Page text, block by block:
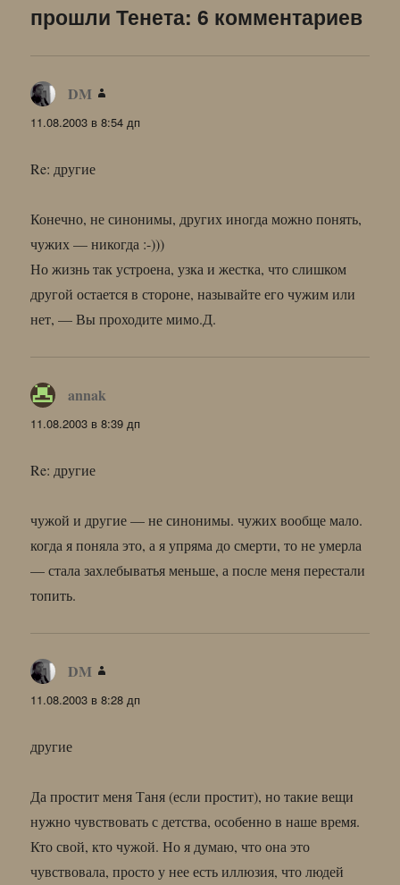
прошли Тенета: 6 комментариев
DM
11.08.2003 в 8:54 дп
Re: другие
Конечно, не синонимы, других иногда можно понять,
чужих — никогда :-)))
Но жизнь так устроена, узка и жестка, что слишком
другой остается в стороне, называйте его чужим или
нет, — Вы проходите мимо.Д.
annak
11.08.2003 в 8:39 дп
Re: другие
чужой и другие — не синонимы. чужих вообще мало.
когда я поняла это, а я упряма до смерти, то не умерла
— стала захлебыватья меньше, а после меня перестали
топить.
DM
11.08.2003 в 8:28 дп
другие
Да простит меня Таня (если простит), но такие вещи
нужно чувствовать с детства, особенно в наше время.
Кто свой, кто чужой. Но я думаю, что она это
чувствовала, просто у нее есть иллюзия, что людей